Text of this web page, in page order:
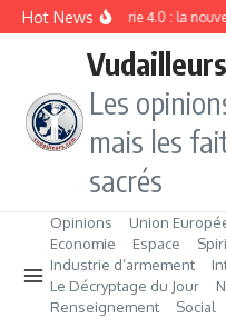
Aller au contenu
Hot NewsIndustrie 4.0 : la
Les
mais les
sacrés
Opinions Union
Economie
Espace
Industrie d’armement
Le Décryptage du Jour
Renseignement
Social